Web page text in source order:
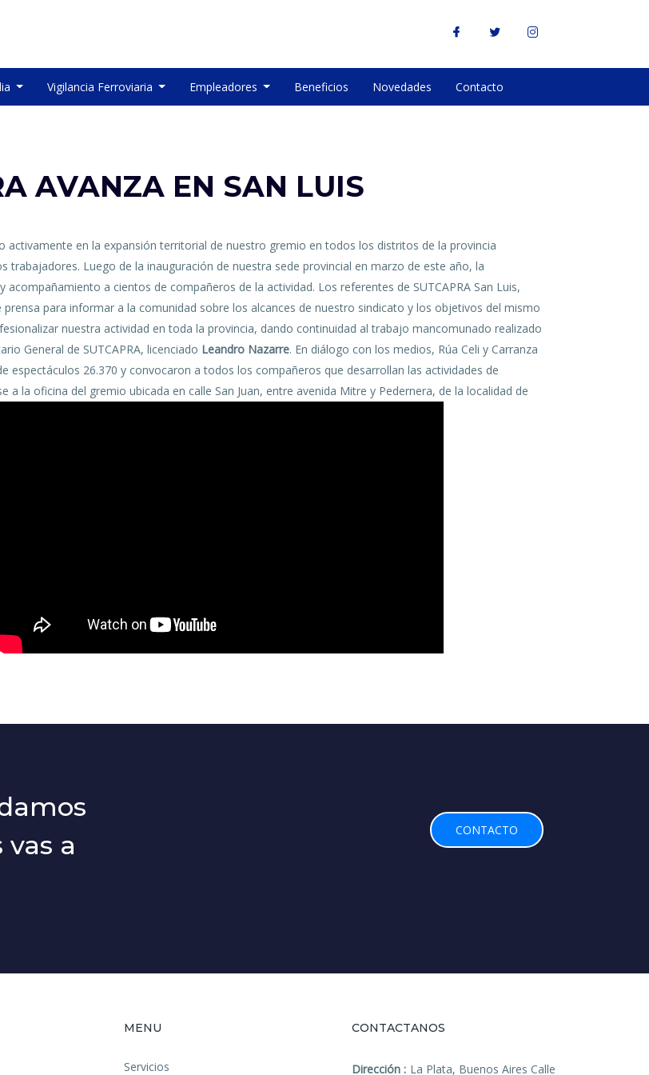
Vigilancia Ferroviaria Empleadores Beneficios Novedades Contacto
AVANZA EN SAN LUIS
activamente en la expansión territorial de nuestro gremio en todos los distritos de la provincia
Luego de la inauguración de nuestra sede provincial en marzo de este año, la
a cientos de compañeros de la actividad. Los referentes de SUTCAPRA San Luis,
para informar a la comunidad sobre los alcances de nuestro sindicato y los objetivos del mismo
nuestra actividad en toda la provincia, dando continuidad al trabajo mancomunado realizado
General de SUTCAPRA, licenciado Leandro Nazarre. En diálogo con los medios, Rúa Celi y Carranza
espectáculos 26.370 y convocaron a todos los compañeros que desarrollan las actividades de
a la oficina del gremio ubicada en calle San Juan, entre avenida Mitre y Pedernera, de la localidad de
a
CONTACTO
MENU
Servicios
CONTACTANOS
Dirección : La Plata, Buenos Aires Calle